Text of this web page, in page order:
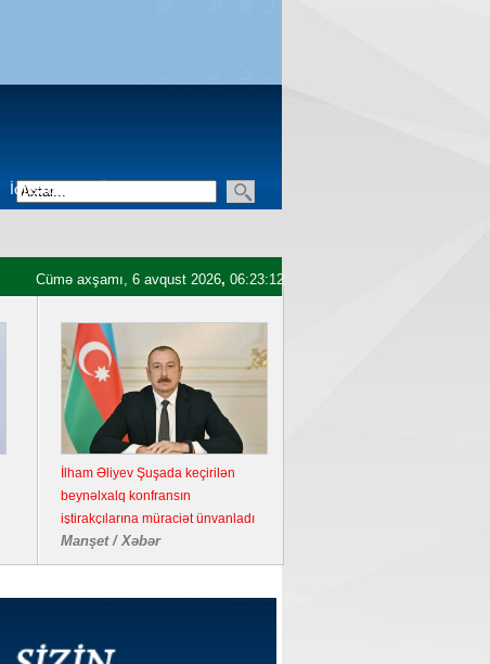
İqtisadiyyat
Cümə axşamı, 6 avqust 2026, 06:23:13
İlham Əliyev Şuşada keçirilən
beynəlxalq konfransın
iştirakçılarına müraciət ünvanladı
Manşet / Xəbər